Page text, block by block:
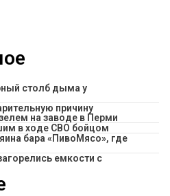
столб дыма у
причину
на заводе в Перми
в ходе СВО бойцом
бара «ПивоМясо», где
емкости с